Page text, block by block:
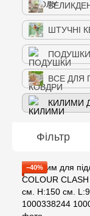
ШТУЧНІ
ВСЕ ДЛЯ
КИЛИМИ
Фільтр
−40%